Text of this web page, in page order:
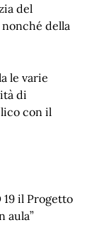
del
nonché della
le varie
di
con il
il Progetto
aula”